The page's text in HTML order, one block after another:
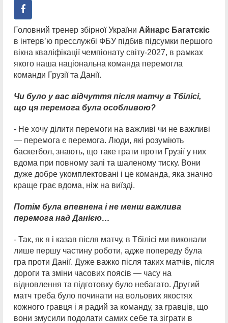
Головний тренер збірної України Айнарс Багатскіс
в інтервʼю пресслужбі ФБУ підбив підсумки першого
вікна кваліфікації чемпіонату світу-2027, в рамках
якого наша національна команда перемогла
команди Грузії та Данії.
Чи було у вас відчуття після матчу в Тбілісі,
що ця перемога була особливою?
- Не хочу ділити перемоги на важливі чи не важливі
— перемога є перемога. Люди, які розуміють
баскетбол, знають, що таке грати проти Грузії у них
вдома при повному залі та шаленому тиску. Вони
дуже добре укомплектовані і це команда, яка значно
краще грає вдома, ніж на виїзді.
Потім була впевнена і не менш важлива
перемога над Данією…
- Так, як я і казав після матчу, в Тбілісі ми виконали
лише першу частину роботи, адже попереду була
гра проти Данії. Дуже важко після таких матчів, після
дороги та зміни часових поясів — часу на
відновлення та підготовку було небагато. Другий
матч треба було починати на вольових якостях
кожного гравця і я радий за команду, за гравців, що
вони змусили подолати самих себе та зіграти в